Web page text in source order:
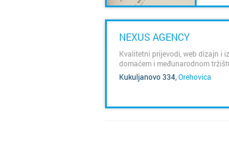
NEXUS AGENCY
Kvalitetni prijevodi, web dizajn i
domaćem i međunarodnom
Kukuljanovo 334 Orehovica